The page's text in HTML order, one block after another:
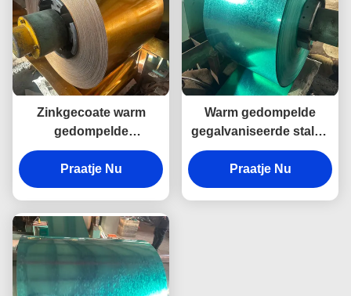
Zinkgecoate warm
gedompelde
gegalvaniseerde staal
spoel koudgewalst
Ppgi-staal spoel
Praatje Nu
Warm gedompelde
gegalvaniseerde stalen
spoel DX56D+Z
koudgewalst dak
Praatje Nu